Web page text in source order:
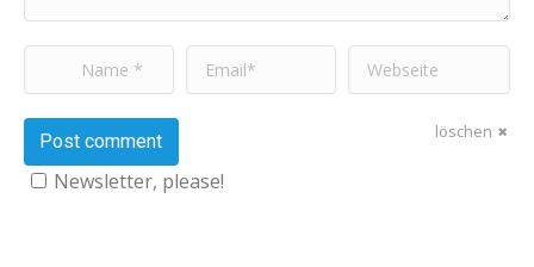
Name * Email * Webseite
löschen
Post comment
Newsletter, please!